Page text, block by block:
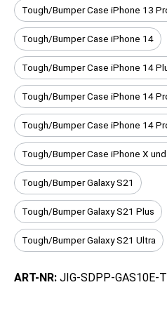
Tough/Bumper Case iPhone 13
Tough/Bumper Case iPhone 14
Tough/Bumper Case iPhone 14
Tough/Bumper Case iPhone 14
Tough/Bumper Case iPhone 14
Tough/Bumper Case iPhone X
Tough/Bumper Galaxy S21
Tough/Bumper Galaxy S21 Plus
Tough/Bumper Galaxy S21 Ultra
ART-NR: JIG-SDPP-GAS10E-T